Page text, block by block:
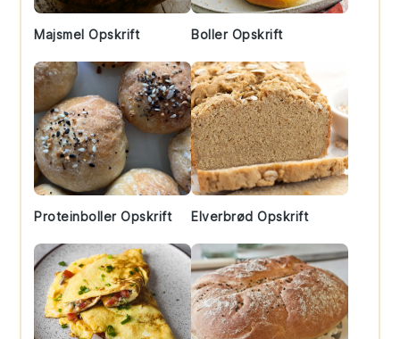
Majsmel Opskrift Boller Opskrift
Proteinboller Opskrift Elverbrød Opskrift